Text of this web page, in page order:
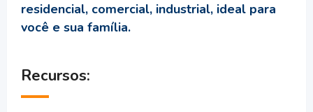
residencial, comercial, industrial, ideal para
você e sua família.
Recursos: